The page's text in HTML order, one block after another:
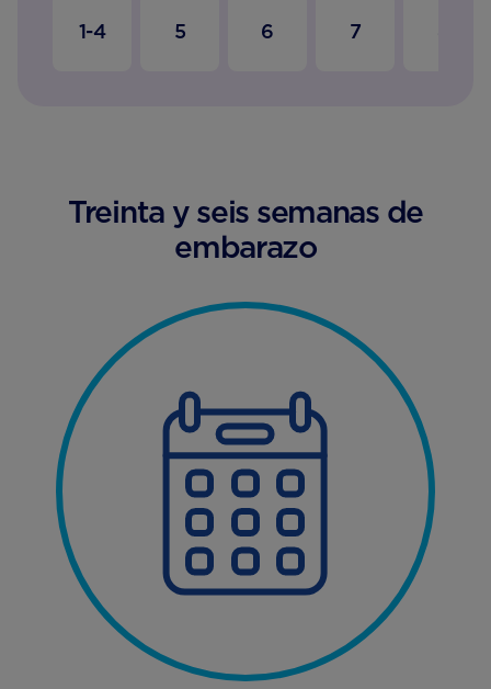
1-4 5 6 7
Treinta y seis semanas de
embarazo